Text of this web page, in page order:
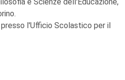
l'Ufficio Scolastico per il